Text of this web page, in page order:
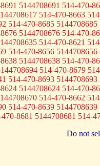
5144708691 514-
514-470-8663
514-470-8685
5144708676 514-
514-470-8621
514-470-8656
5144708638 514-
514-470-8679
514-470-8693
5144708624 514-
514-470-8662
514-470-8639
8681 5144708681
Do not